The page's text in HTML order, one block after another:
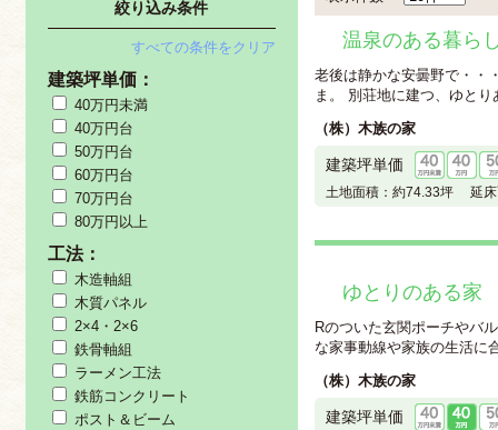
温泉のある暮ら
老後は静かな安曇野で・・
ま。 別荘地に建つ、ゆとり
（株）木族の家
建築坪単価
土地面積： 約74.33坪 延床
ゆとりのある家
Rのついた玄関ポーチやバ
な家事動線や家族の生活に
（株）木族の家
建築坪単価
絞り込み条件
すべての条件をクリア
建築坪単価：
40万円未満
40万円台
50万円台
60万円台
70万円台
80万円以上
工法：
木造軸組
木質パネル
2×4・2×6
鉄骨軸組
ラーメン工法
鉄筋コンクリート
ポスト＆ビーム